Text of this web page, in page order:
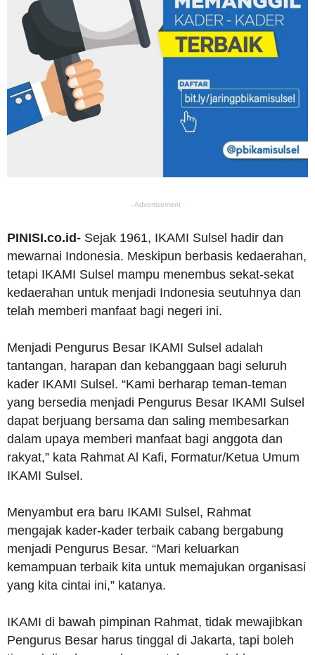
- Advertisement -
PINISI.co.id- Sejak 1961, IKAMI Sulsel hadir dan
mewarnai Indonesia. Meskipun berbasis kedaerahan,
tetapi IKAMI Sulsel mampu menembus sekat-sekat
kedaerahan untuk menjadi Indonesia seutuhnya dan
telah memberi manfaat bagi negeri ini.
Menjadi Pengurus Besar IKAMI Sulsel adalah
tantangan, harapan dan kebanggaan bagi seluruh
kader IKAMI Sulsel. “Kami berharap teman-teman
yang bersedia menjadi Pengurus Besar IKAMI Sulsel
dapat berjuang bersama dan saling membesarkan
dalam upaya memberi manfaat bagi anggota dan
rakyat,” kata Rahmat Al Kafi, Formatur/Ketua Umum
IKAMI Sulsel.
Menyambut era baru IKAMI Sulsel, Rahmat
mengajak kader-kader terbaik cabang bergabung
menjadi Pengurus Besar. “Mari keluarkan
kemampuan terbaik kita untuk memajukan organisasi
yang kita cintai ini,” katanya.
IKAMI di bawah pimpinan Rahmat, tidak mewajibkan
Pengurus Besar harus tinggal di Jakarta, tapi boleh